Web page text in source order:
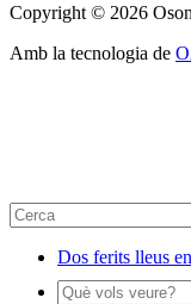
Copyright © 2026
Amb la tecnologia de
Dos ferits lleus